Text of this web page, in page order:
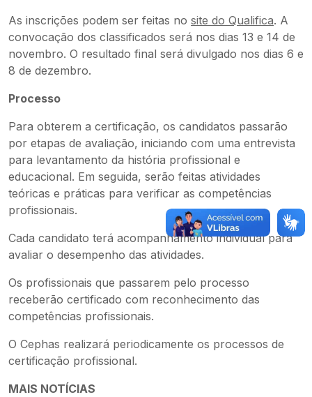
As inscrições podem ser feitas no site do Qualifica. A
convocação dos classificados será nos dias 13 e 14 de
novembro. O resultado final será divulgado nos dias 6 e
8 de dezembro.
Processo
Para obterem a certificação, os candidatos passarão
por etapas de avaliação, iniciando com uma entrevista
para levantamento da história profissional e
educacional. Em seguida, serão feitas atividades
teóricas e práticas para verificar as competências
profissionais.
Cada candidato terá acompanhamento individual para
avaliar o desempenho das atividades.
Os profissionais que passarem pelo processo
receberão certificado com reconhecimento das
competências profissionais.
O Cephas realizará periodicamente os processos de
certificação profissional.
MAIS NOTÍCIAS